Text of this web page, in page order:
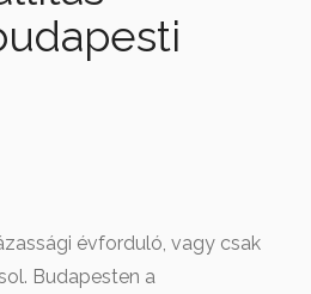
évforduló, vagy csak
Budapesten a